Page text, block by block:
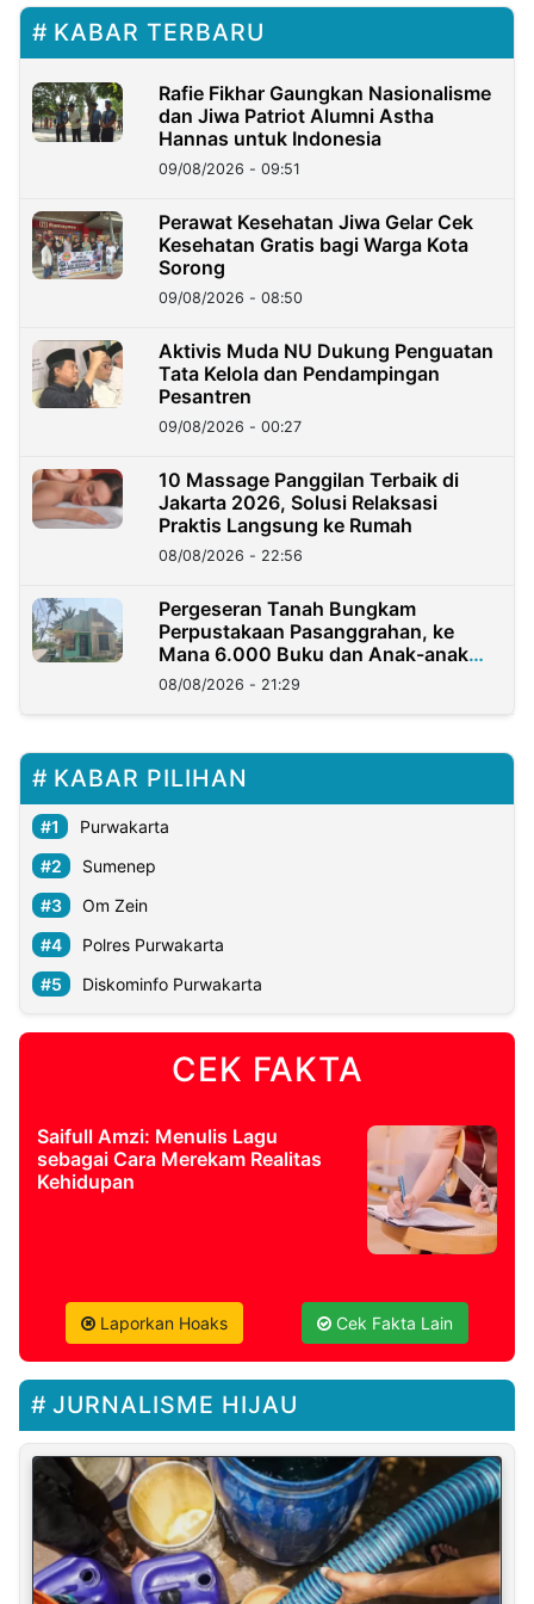
KABAR TERBARU
Rafie Fikhar Gaungkan Nasionalisme
dan Jiwa Patriot Alumni Astha
Hannas untuk Indonesia
09/08/2026 - 09:51
Perawat Kesehatan Jiwa Gelar Cek
Kesehatan Gratis bagi Warga Kota
Sorong
09/08/2026 - 08:50
Aktivis Muda NU Dukung Penguatan
Tata Kelola dan Pendampingan
Pesantren
09/08/2026 - 00:27
10 Massage Panggilan Terbaik di
Jakarta 2026, Solusi Relaksasi
Praktis Langsung ke Rumah
08/08/2026 - 22:56
Pergeseran Tanah Bungkam
Perpustakaan Pasanggrahan, ke
Mana 6.000 Buku dan Anak-anak
Kini?
08/08/2026 - 21:29
KABAR PILIHAN
Purwakarta
Sumenep
Om Zein
Polres Purwakarta
Diskominfo Purwakarta
CEK FAKTA
Saifull Amzi: Menulis Lagu
sebagai Cara Merekam Realitas
Kehidupan
Laporkan Hoaks Cek Fakta Lain
JURNALISME HIJAU